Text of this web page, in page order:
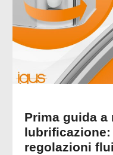
Prima guida a
regolazioni